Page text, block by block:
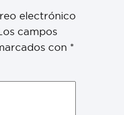
electrónico
campos
con *